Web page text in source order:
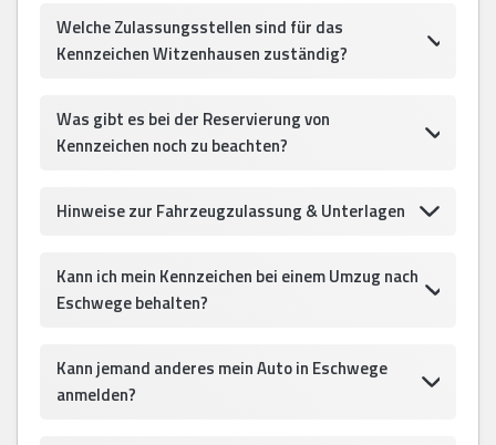
Welche Zulassungsstellen sind für das
Kennzeichen Witzenhausen zuständig?
Was gibt es bei der Reservierung von
Kennzeichen noch zu beachten?
Hinweise zur Fahrzeugzulassung & Unterlagen
Kann ich mein Kennzeichen bei einem Umzug nach
Eschwege behalten?
Kann jemand anderes mein Auto in Eschwege
anmelden?